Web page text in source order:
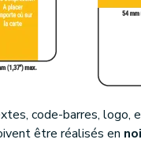
code-barres, logo,
être réalisés en